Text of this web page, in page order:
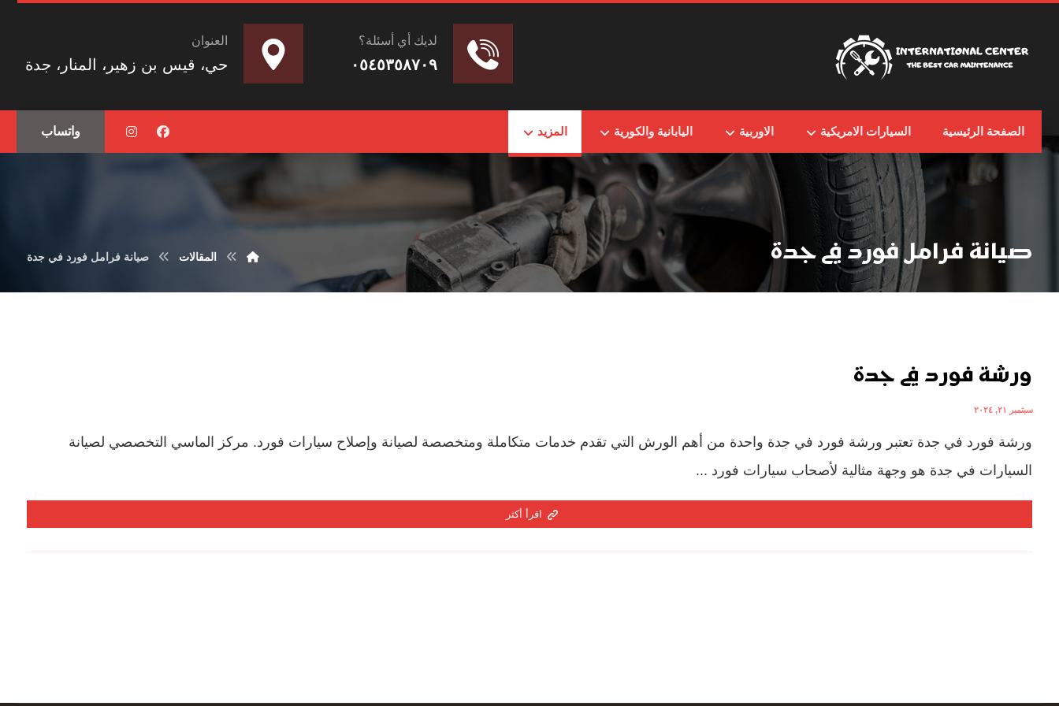
العنوان
حي، قيس بن زهير، المنار، جدة
لديك أي أسئلة؟
٠٥٤٥٣٥٨٧٠٩
الصفحة الرئيسية السيارات الامريكية الاوربية اليابانية والكورية المزيد واتساب
صيانة فرامل فورد في جدة المقالات صيانة فرامل فورد في جدة
ورشة فورد في جدة
سبتمبر ٢١, ٢٠٢٤
ورشة فورد في جدة تعتبر ورشة فورد في جدة واحدة من أهم الورش التي تقدم خدمات متكاملة ومتخصصة لصيانة وإصلاح سيارات فورد. مركز الماسي التخصصي لصيانة
السيارات في جدة هو وجهة مثالية لأصحاب سيارات فورد ...
اقرأ أكثر